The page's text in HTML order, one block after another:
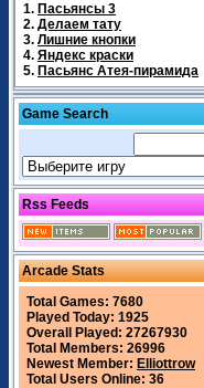
1. Пасьянсы 3
2. Делаем тату
3. Лишние кнопки
4. Яндекс краски
5. Пасьянс Атея-пирамида
Game Search
Rss Feeds
Arcade Stats
Total Games: 7680
Played Today: 1925
Overall Played: 27267930
Total Members: 26996
Newest Member: Elliottrow
Total Users Online: 36